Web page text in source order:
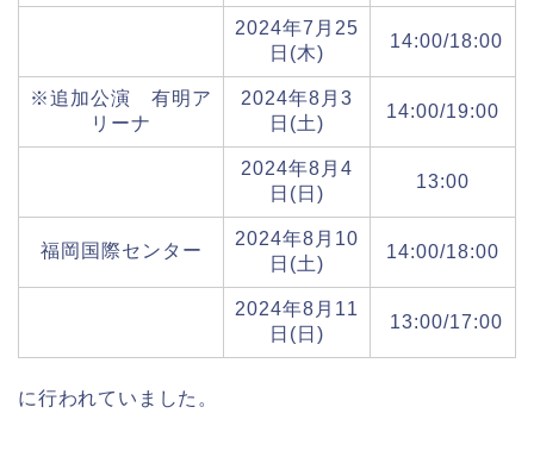
2024年7月25
日(木)
14:00/18:00
※追加公演 有明ア
リーナ
2024年8月3
日(土)
14:00/19:00
2024年8月4
日(日)
13:00
福岡国際センター
2024年8月10
日(土)
14:00/18:00
2024年8月11
日(日)
13:00/17:00
に行われていました。